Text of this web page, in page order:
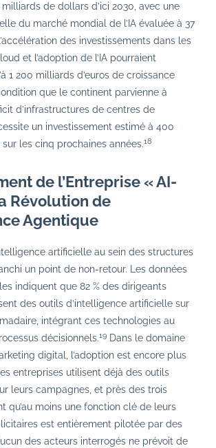
de dollars d’ici 2030, avec une
du marché mondial de l’IA évaluée à 37
des investissements dans les
et l’adoption de l’IA pourraient
1 200 milliards d’euros de croissance
que le continent parvienne à
d’infrastructures de centres de
un investissement estimé à 400
sur les cinq prochaines années.18
de l’Entreprise « AI-
Révolution de
Agentique
artificielle au sein des structures
un point de non-retour. Les données
indiquent que 82 % des dirigeants
des outils d’intelligence artificielle sur
intégrant ces technologies au
décisionnels.19Dans le domaine
digital, l’adoption est encore plus
entreprises utilisent déjà des outils
leurs campagnes, et près des trois
qu’au moins une fonction clé de leurs
est entièrement pilotée par des
des acteurs interrogés ne prévoit de